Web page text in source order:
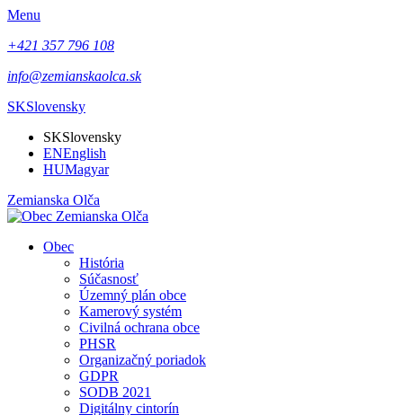
Menu
+421 357 796 108
info@zemianskaolca.sk
SKSlovensky
SKSlovensky
ENEnglish
HUMagyar
Zemianska Olča
Obec
História
Súčasnosť
Územný plán obce
Kamerový systém
Civilná ochrana obce
PHSR
Organizačný poriadok
GDPR
SODB 2021
Digitálny cintorín